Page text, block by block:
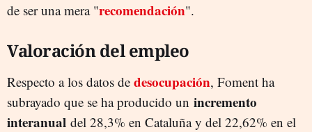
de ser una mera "recomendación".
Valoración del empleo
Respecto a los datos de desocupación, Foment ha
subrayado que se ha producido un incremento
interanual del 28,3% en Cataluña y del 22,62% en el